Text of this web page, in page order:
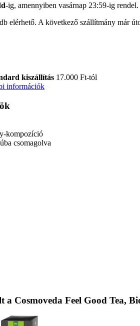
-ig, amennyiben vasárnap 23:59-ig rendel.
elérhető. A következő szállítmány már
kiszállítás 17.000 Ft-tól
információk
kompozíció
csomagolva
Cosmoveda Feel Good Tea,